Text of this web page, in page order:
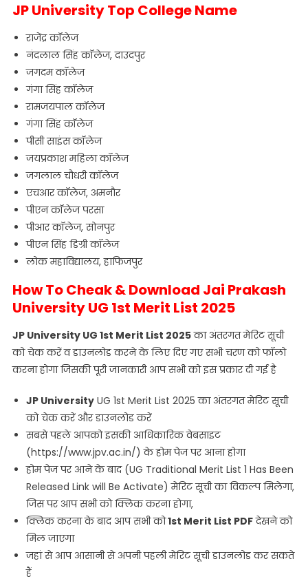
JP UniversityTop College Name
राजेंद्र कॉलेज
नंदलाल सिंह कॉलेज, दाउदपुर
जगदम कॉलेज
गंगा सिंह कॉलेज
रामजयपाल कॉलेज
गंगा सिंह कॉलेज
पीसी साइंस कॉलेज
जयप्रकाश महिला कॉलेज
जगलाल चौधरी कॉलेज
एचआर कॉलेज, अमनौर
पीएन कॉलेज परसा
पीआर कॉलेज, सोनपुर
पीएन सिंह डिग्री कॉलेज
लोक महाविद्यालय, हाफिजपुर
How To Cheak & Download Jai Prakash
University UG 1st Merit List 2025
JP University UG 1st Merit List 2025का अंतरगत मेरिट सूची
को चेक करें व डाउनलोड करने के लिए दिए गए सभी चरण को फॉलो
करना होगा जिसकी पूरी जानकारी आप सभी को इस प्रकार दी गई है
JP UniversityUG 1st Merit List 2025 का अंतरगत मेरिट सूची
को चेक करें और डाउनलोड करें
सबसे पहले आपको इसकी आधिकारिक वेबसाइट
(https://www.jpv.ac.in/) के होम पेज पर आना होगा
होम पेज पर आने के बाद (UG Traditional Merit List 1 Has Been
Released Link will Be Activate) मेरिट सूची का विकल्प मिलेगा,
जिस पर आप सभी को क्लिक करना होगा,
क्लिक करना के बाद आप सभी को1st Merit List PDFदेखने को
मिल जाएगा
जहां से आप आसानी से अपनी पहली मेरिट सूची डाउनलोड कर सकते
हैं